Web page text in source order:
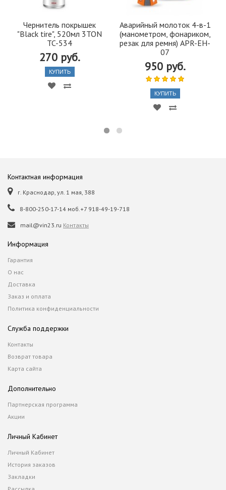
Чернитель покрышек
"Black tire", 520мл 3TON
TC-534
270 руб.
КУПИТЬ
Аварийный молоток 4-в-1
(манометром, фонариком,
резак для ремня) APR-EH-
07
950 руб.
КУПИТЬ
Контактная информация
г. Краснодар, ул. 1 мая, 388
8-800-250-17-14 моб.+7 918-49-19-718
mail@vin23.ru Контакты
Информация
Гарантия
О нас
Доставка
Заказ и оплата
Политика конфиденциальности
Служба поддержки
Контакты
Возврат товара
Карта сайта
Дополнительно
Партнерская программа
Акции
Личный Кабинет
Личный Кабинет
История заказов
Закладки